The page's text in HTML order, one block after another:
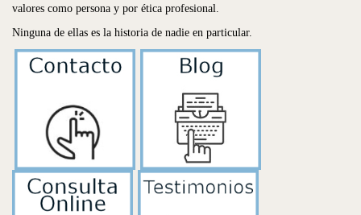
valores como persona y por ética profesional.
Ninguna de ellas es la historia de nadie en particular.